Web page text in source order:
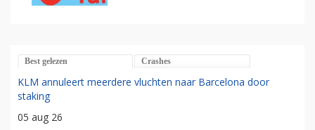
Best gelezen Crashes
KLM annuleert meerdere vluchten naar Barcelona door
staking
05 aug 26